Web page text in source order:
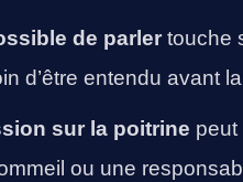
de parler touche
d’être entendu avant
sur la poitrine peut
ou une